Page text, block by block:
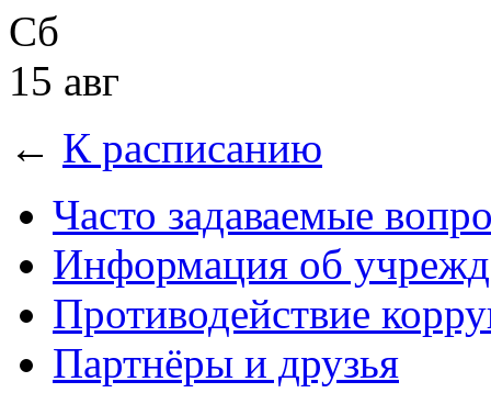
Сб
15 авг
← К расписанию
Часто задаваемые
Информация об
Противодействие
Партнёры и друзья